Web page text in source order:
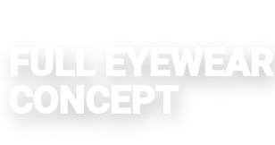
FULL EYEWEAR
CONCEPT